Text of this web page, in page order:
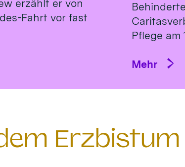
erzählt er von
Fahrt vor fast
Pflege am
Mehr
Erzbistum